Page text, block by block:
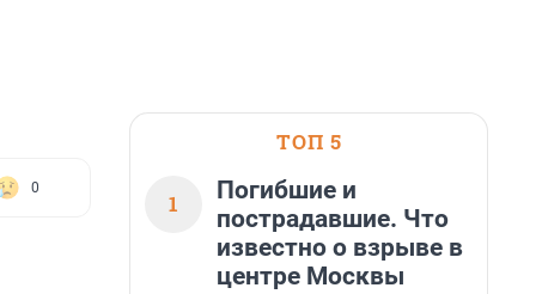
0
ТОП 5
1
Погибшие и
пострадавшие. Что
известно о взрыве в
центре Москвы